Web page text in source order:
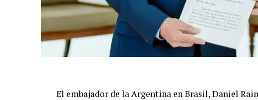
El embajador de la Argentina en Brasil, Daniel